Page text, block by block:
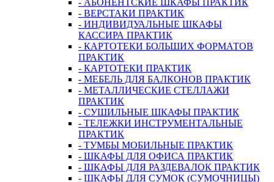
- АБОНЕНТСКИЕ ШКАФЫ ПРАКТИК
- ВЕРСТАКИ ПРАКТИК
- ИНДИВИДУАЛЬНЫЕ ШКАФЫ
КАССИРА ПРАКТИК
- КАРТОТЕКИ БОЛЬШИХ ФОРМАТОВ
ПРАКТИК
- КАРТОТЕКИ ПРАКТИК
- МЕБЕЛЬ ДЛЯ БАЛКОНОВ ПРАКТИК
- МЕТАЛЛИЧЕСКИЕ СТЕЛЛАЖИ
ПРАКТИК
- СУШИЛЬНЫЕ ШКАФЫ ПРАКТИК
- ТЕЛЕЖКИ ИНСТРУМЕНТАЛЬНЫЕ
ПРАКТИК
- ТУМБЫ МОБИЛЬНЫЕ ПРАКТИК
- ШКАФЫ ДЛЯ ОФИСА ПРАКТИК
- ШКАФЫ ДЛЯ РАЗДЕВАЛОК ПРАКТИК
- ШКАФЫ ДЛЯ СУМОК (СУМОЧНИЦЫ)